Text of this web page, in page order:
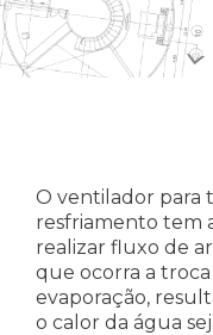
O ventilador para
resfriamento tem
realizar fluxo de
que ocorra a
evaporação,
o calor da água